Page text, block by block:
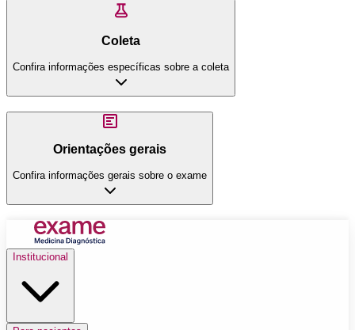
Coleta
Confira informações específicas sobre a coleta
Orientações gerais
Confira informações gerais sobre o exame
Institucional